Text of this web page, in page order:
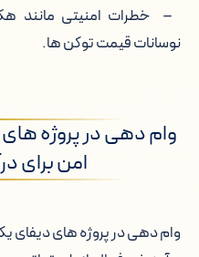
– خطرات امنیتی مانند
نوسانات قیمت توکن ها.
وام دهی در پروژه
امن برای
وام دهی در پروژه های